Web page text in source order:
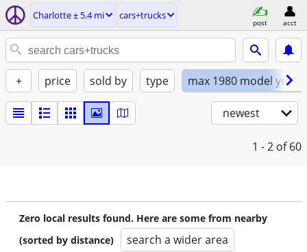
Charlotte ± 5.4 mi cars+trucks
post acct
+ price sold by type max 1980 model year
newest
1 - 2 of 60
Zero local results found. Here are some from nearby
(sorted by distance)
search a wider area